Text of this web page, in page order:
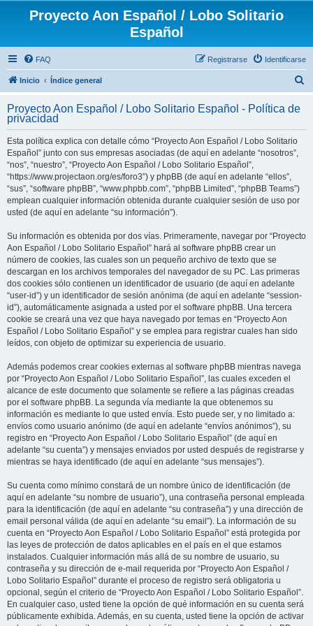
Proyecto Aon Español / Lobo Solitario
Español
FAQ Identificarse
Registrarse
Inicio Índice general
c
Proyecto Aon Español / Lobo Solitario Español - Política de
privacidad
Esta política explica con detalle cómo “Proyecto Aon Español / Lobo Solitario
Español” junto con sus empresas asociadas (de aquí en adelante “nosotros”,
“nos”, “nuestro”, “Proyecto Aon Español / Lobo Solitario Español”,
“https://www.projectaon.org/es/foro3”) y phpBB (de aquí en adelante “ellos”,
“sus”, “software phpBB”, “www.phpbb.com”, “phpBB Limited”, “phpBB Teams”)
emplean cualquier información obtenida durante cualquier sesión de uso por
usted (de aquí en adelante “su información”).
Su información es obtenida por dos vías. Primeramente, navegar por “Proyecto
Aon Español / Lobo Solitario Español” hará al software phpBB crear un
número de cookies, las cuales son un pequeño archivo de texto que se
descargan en los archivos temporales del navegador de su PC. Las primeras
dos cookies sólo contienen un identificador de usuario (de aquí en adelante
“user-id”) y un identificador de sesión anónima (de aquí en adelante “session-
id”), automáticamente asignada a usted por el software phpBB. Una tercera
cookie se creará una vez que haya navegado por temas en “Proyecto Aon
Español / Lobo Solitario Español” y se emplea para registrar cuales han sido
leídos, con objeto de optimizar su experiencia de usuario.
Además podemos crear cookies externas al software phpBB mientras navega
por “Proyecto Aon Español / Lobo Solitario Español”, las cuales exceden el
alcance de este documento que solamente se refiere a las páginas creadas
por el software phpBB. La segunda vía mediante la que obtenemos su
información es mediante lo que usted envía. Esto puede ser, y no limitado a:
envíos como usuario anónimo (de aquí en adelante “envíos anónimos”), su
registro en “Proyecto Aon Español / Lobo Solitario Español” (de aquí en
adelante “su cuenta”) y mensajes enviados por usted después de registrarse y
mientras se haya identificado (de aquí en adelante “sus mensajes”).
Su cuenta como mínimo constará de un nombre único de identificación (de
aquí en adelante “su nombre de usuario”), una contraseña personal empleada
para la identificación (de aquí en adelante “su contraseña”) y una dirección de
email personal válida (de aquí en adelante “su email”). La información de su
cuenta en “Proyecto Aon Español / Lobo Solitario Español” está protegida por
las leyes de protección de datos aplicables en el país en el que estamos
instalados. Cualquier información más allá de su nombre de usuario, su
contraseña y su dirección de e-mail requerida por “Proyecto Aon Español /
Lobo Solitario Español” durante el proceso de registro será obligatoria u
opcional, según el criterio de “Proyecto Aon Español / Lobo Solitario Español”.
En cualquier caso, usted tiene la opción de qué información en su cuenta será
públicamente exhibida. Además, en su cuenta, usted tiene la opción de activar